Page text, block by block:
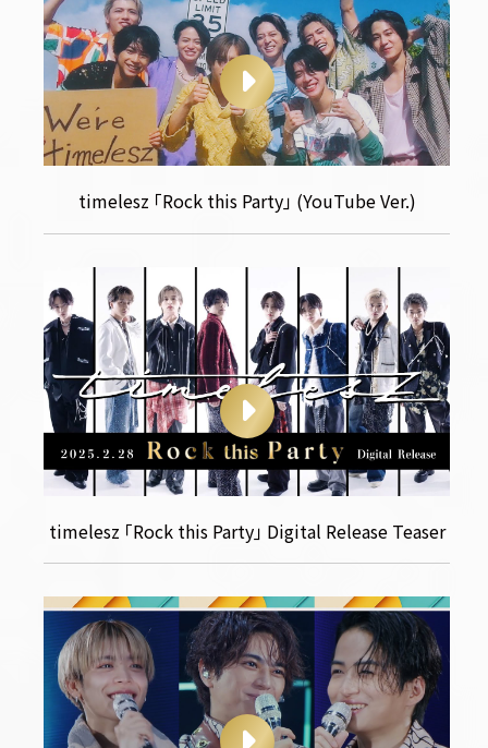
timelesz ｢Rock this Party｣ (YouTube Ver.)
timelesz ｢Rock this Party｣ Digital Release Teaser